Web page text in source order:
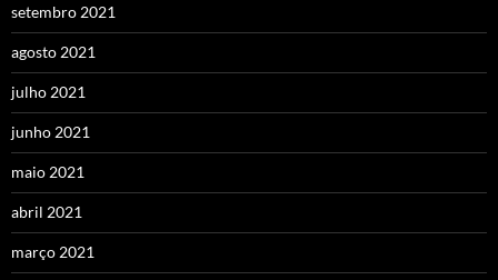
setembro 2021
agosto 2021
julho 2021
junho 2021
maio 2021
abril 2021
março 2021